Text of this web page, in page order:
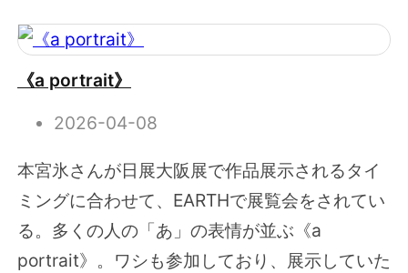
《a portrait》
2026-04-08
本宮氷さんが日展大阪展で作品展示されるタイ
ミングに合わせて、EARTHで展覧会をされてい
る。多くの人の「あ」の表情が並ぶ《a
portrait》。ワシも参加しており、展示していた